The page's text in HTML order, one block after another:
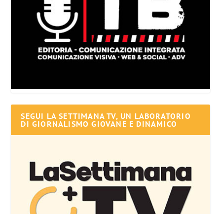
SEGUI LA SETTIMANA TV, UN LABORATORIO
DI GIORNALISMO GIOVANE E DINAMICO